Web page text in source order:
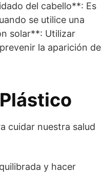
del cabello**: Es
se utilice una
solar**: Utilizar
la aparición de
cuidar nuestra salud
y hacer